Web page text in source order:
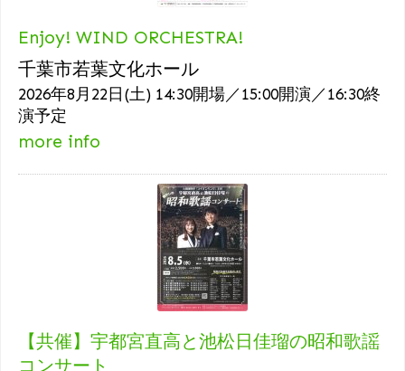
Enjoy! WIND ORCHESTRA!
千葉市若葉文化ホール
2026年8月22日(土) 14:30開場／15:00開演／16:30終
演予定
more info
【共催】宇都宮直高と池松日佳瑠の昭和歌謡
コンサート